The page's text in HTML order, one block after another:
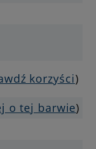
korzyści)
o tej barwie)